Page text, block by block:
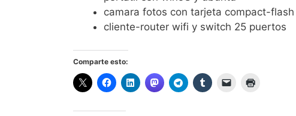
camara fotos con tarjeta compact-flash
cliente-router wifi y switch 25 puertos
Comparte esto: